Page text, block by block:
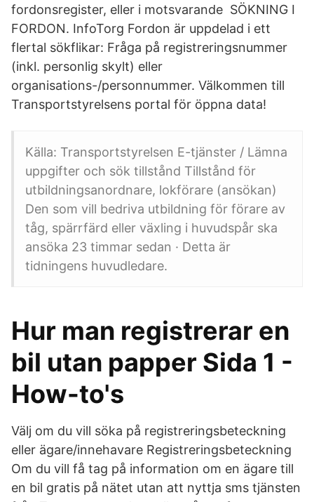
fordonsregister, eller i motsvarande SÖKNING I
FORDON. InfoTorg Fordon är uppdelad i ett
flertal sökflikar: Fråga på registreringsnummer
(inkl. personlig skylt) eller
organisations-/personnummer. Välkommen till
Transportstyrelsens portal för öppna data!
Källa: Transportstyrelsen E-tjänster / Lämna
uppgifter och sök tillstånd Tillstånd för
utbildningsanordnare, lokförare (ansökan)
Den som vill bedriva utbildning för förare av
tåg, spärrfärd eller växling i huvudspår ska
ansöka 23 timmar sedan · Detta är
tidningens huvudledare.
Hur man registrerar en
bil utan papper Sida 1 -
How-to's
Välj om du vill söka på registreringsbeteckning
eller ägare/innehavare Registreringsbeteckning
Om du vill få tag på information om en ägare till
en bil gratis på nätet utan att nyttja sms tjänsten